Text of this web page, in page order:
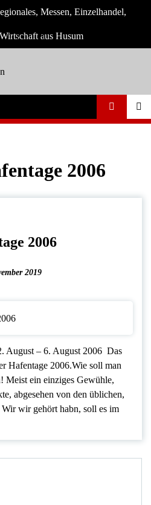
Messen, Einzelhandel,
aus Husum
für Husum und
2006
2006
2019
August – 6. August 2006 Das
Hafentage 2006.Wie soll man
Meist ein einziges Gewühle,
abgesehen von den üblichen,
wir gehört habn, soll es im